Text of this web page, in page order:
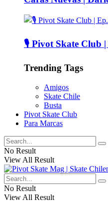
🎙️ Pivot Skate Club
Trending Tags
Amigos
Skate Chile
Busta
Pivot Skate Club
Para Marcas
No Result
View All Result
No Result
View All Result